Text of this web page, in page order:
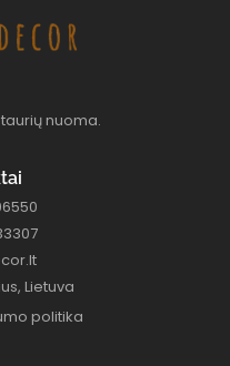
nuoma.
Lietuva
politika